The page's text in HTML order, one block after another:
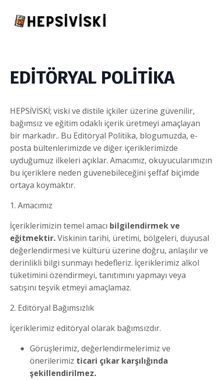
EDİTÖRYAL POLİTİKA
HEPSİVİSKİ; viski ve distile içkiler üzerine güvenilir,
bağımsız ve eğitim odaklı içerik üretmeyi amaçlayan
bir markadır.. Bu Editöryal Politika, blogumuzda, e-
posta bültenlerimizde ve diğer içeriklerimizde
uyduğumuz ilkeleri açıklar. Amacımız, okuyucularımızın
bu içeriklere neden güvenebileceğini şeffaf biçimde
ortaya koymaktır.
1. Amacımız
İçeriklerimizin temel amacı bilgilendirmek ve
eğitmektir.Viskinin tarihi, üretimi, bölgeleri, duyusal
değerlendirmesi ve kültürü üzerine doğru, anlaşılır ve
derinlikli bilgi sunmayı hedefleriz. İçeriklerimiz alkol
tüketimini özendirmeyi, tanıtımını yapmayı veya
satışını teşvik etmeyi amaçlamaz.
2. Editöryal Bağımsızlık
İçeriklerimiz editöryal olarak bağımsızdır.
Görüşlerimiz, değerlendirmelerimiz ve
önerilerimiz ticari çıkar karşılığında
şekillendirilmez.